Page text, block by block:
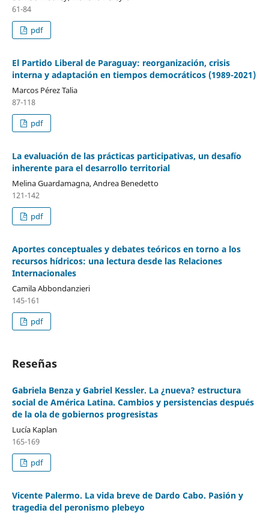
61-84
pdf
El Partido Liberal de Paraguay: reorganización, crisis
interna y adaptación en tiempos democráticos (1989-2021)
Marcos Pérez Talia
87-118
pdf
La evaluación de las prácticas participativas, un desafío
inherente para el desarrollo territorial
Melina Guardamagna, Andrea Benedetto
121-142
pdf
Aportes conceptuales y debates teóricos en torno a los
recursos hídricos: una lectura desde las Relaciones
Internacionales
Camila Abbondanzieri
145-161
pdf
Reseñas
Gabriela Benza y Gabriel Kessler. La ¿nueva? estructura
social de América Latina. Cambios y persistencias después
de la ola de gobiernos progresistas
Lucía Kaplan
165-169
pdf
Vicente Palermo. La vida breve de Dardo Cabo. Pasión y
tragedia del peronismo plebeyo